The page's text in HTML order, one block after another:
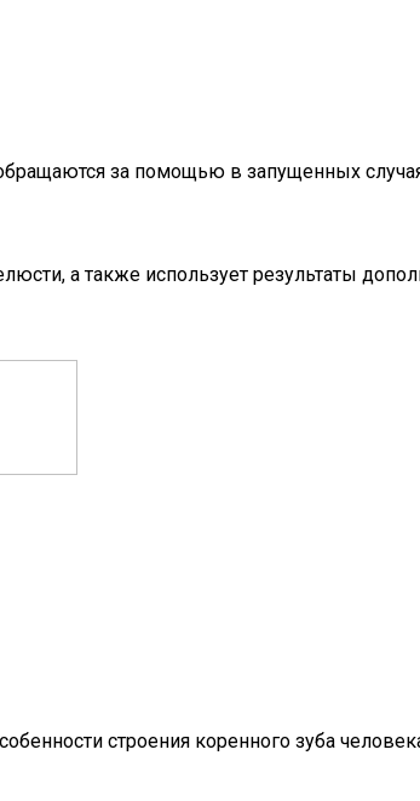
за помощью в запущенных
а также использует результаты
строения коренного зуба